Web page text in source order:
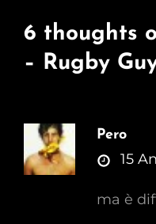
6 thoughts
– Rugby
Pero
says:15
ma è